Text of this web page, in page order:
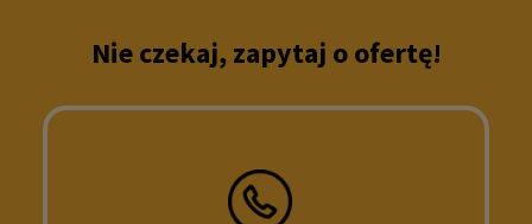
Nie czekaj, zapytaj o ofertę!